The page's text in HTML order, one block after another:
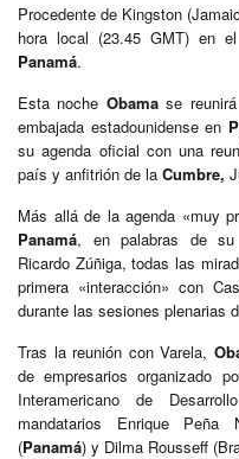
Procedente de Kingston
hora local (23.45 GMT) en
Panamá.
Esta noche Obamase reunirá
embajada estadounidense en
su agenda oficial con una
país y anfitrión de la Cumbre,
Más allá de la agenda «muy
Panamá, en palabras de su
Ricardo Zúñiga, todas las
primera «interacción» con
durante las sesiones plenarias
Tras la reunión con Varela,
de empresarios organizado
Interamericano de
mandatarios Enrique
(Panamá) y Dilma Rousseff